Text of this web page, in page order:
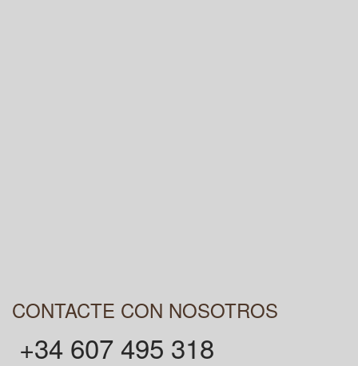
CONTACTE CON NOSOTROS
+34 607 495 318